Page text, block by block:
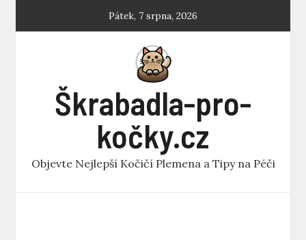
Pátek, 7 srpna, 2026
Škrabadla-pro-
kočky.cz
Objevte Nejlepší Kočičí Plemena a Tipy na Péči